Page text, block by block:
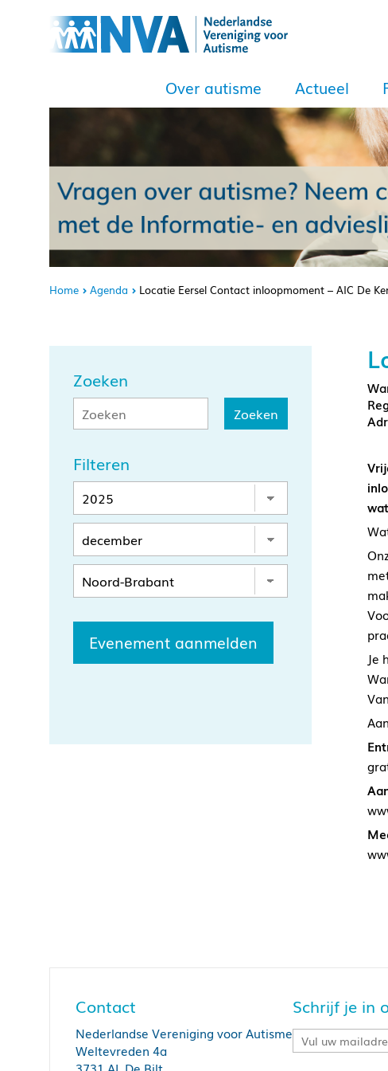
Over autisme Actueel
Home Agenda Locatie Eersel Contact inloopmoment – AIC De
Zoeken
Filteren
Evenement aanmelden
Je
Contact
Nederlandse Vereniging voor Autisme
Weltevreden 4a
Schrijf je in